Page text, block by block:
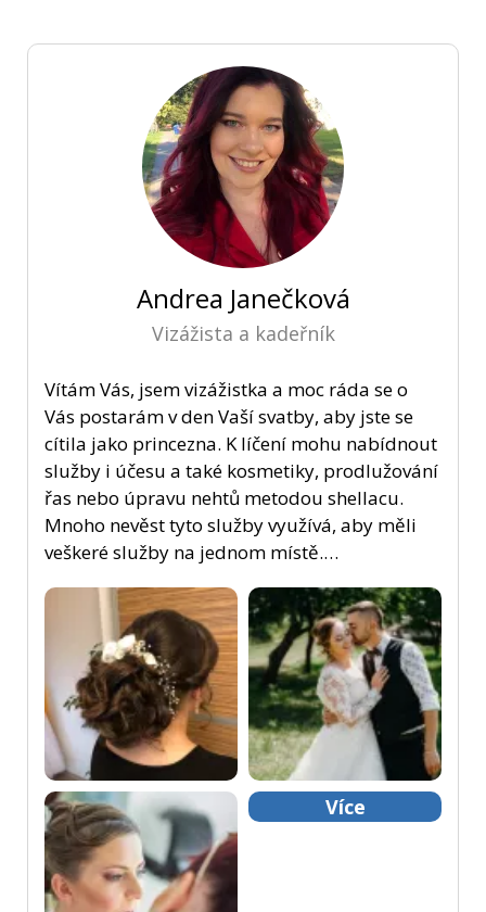
Andrea Janečková
Vizážista a kadeřník
Vítám Vás, jsem vizážistka a moc ráda se o
Vás postarám v den Vaší svatby, aby jste se
cítila jako princezna. K líčení mohu nabídnout
služby i účesu a také kosmetiky, prodlužování
řas nebo úpravu nehtů metodou shellacu.
Mnoho nevěst tyto služby využívá, aby měli
veškeré služby na jednom místě.…
Více